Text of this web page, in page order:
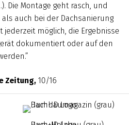
Die Montage geht rasch, und
auch bei der Dachsanierung
jederzeit möglich, die Ergebnisse
dokumentiert oder auf den
Zeitung,10/16